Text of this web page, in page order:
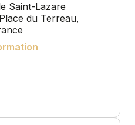
Saint-Lazare
du Terreau,